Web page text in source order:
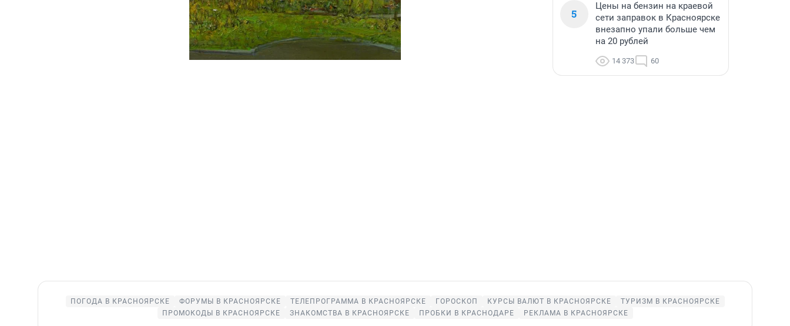
5
Цены на бензин на краевой
сети заправок в Красноярске
внезапно упали больше чем
на 20 рублей
14 373 60
ПОГОДА В КРАСНОЯРСКЕ ФОРУМЫ В КРАСНОЯРСКЕ ТЕЛЕПРОГРАММА В КРАСНОЯРСКЕ ГОРОСКОП КУРСЫ ВАЛЮТ В КРАСНОЯРСКЕ
ТУРИЗМ В КРАСНОЯРСКЕ
ПРОМОКОДЫ В КРАСНОЯРСКЕ
ЗНАКОМСТВА В КРАСНОЯРСКЕ ПРОБКИ В КРАСНОДАРЕ РЕКЛАМА В КРАСНОЯРСКЕ